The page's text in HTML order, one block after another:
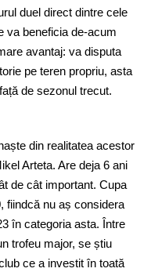
duel direct dintre cele
va beneficia de-acum
avantaj: va disputa
pe teren propriu, asta
de sezonul trecut.
din realitatea acestor
Arteta. Are deja 6 ani
de cât important. Cupa
fiindcă nu aș considera
în categoria asta. Între
trofeu major, se știu
ce a investit în toată